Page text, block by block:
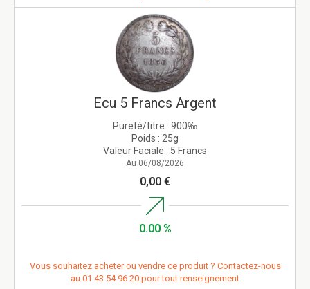
Ecu 5 Francs Argent
Pureté/titre : 900‰
Poids : 25g
Valeur Faciale : 5 Francs
Au 06/08/2026
0,00 €
0.00 %
Vous souhaitez acheter ou vendre ce produit ? Contactez-nous
au 01 43 54 96 20 pour tout renseignement